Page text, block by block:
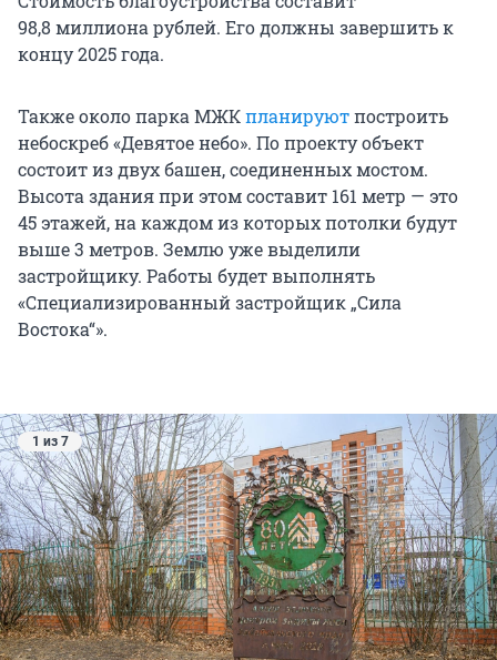
98,8 миллиона рублей. Его должны завершить к
концу 2025 года.
Также около парка МЖКпланируютпостроить
небоскреб «Девятое небо». По проекту объект
состоит из двух башен, соединенных мостом.
Высота здания при этом составит 161 метр — это
45 этажей, на каждом из которых потолки будут
выше 3 метров. Землю уже выделили
застройщику. Работы будет выполнять
«Специализированный застройщик „Сила
Востока“».
1 из 7